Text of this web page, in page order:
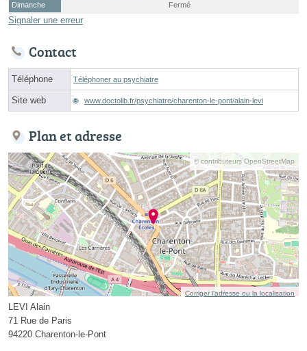
Dimanche
Fermé
Signaler une erreur
Contact
Téléphone Téléphoner au psychiatre
Site web www.doctolib.fr/psychiatre/charenton-le-pont/alain-levi
Plan et adresse
© contributeurs OpenStreetMap
Corriger l’adresse ou la localisation
LEVI Alain
71 Rue de Paris
94220 Charenton-le-Pont